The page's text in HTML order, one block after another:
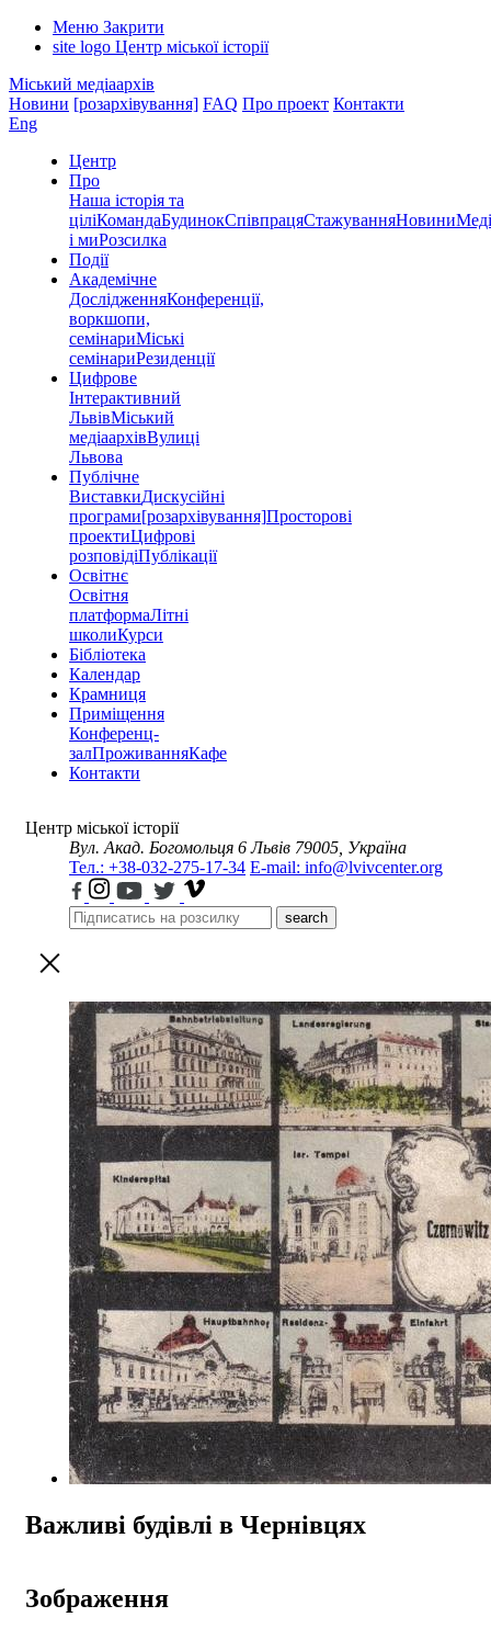
Меню Закрити
site logo Центр міської історії
Міський медіаархів
Новини [розархівування] FAQ Про проект Контакти
Eng
Центр
Про
Наша історія та
ціліКомандаБудинокСпівпрацяСтажуванняНовини
і миРозсилка
Події
Академічне
ДослідженняКонференції,
воркшопи,
семінариМіські
семінариРезиденції
Цифрове
Інтерактивний
ЛьвівМіський
медіаархівВулиці
Львова
Публічне
ВиставкиДискусійні
програми[розархівування]Просторові
проектиЦифрові
розповідіПублікації
Освітнє
Освітня
платформаЛітні
школиКурси
Бібліотека
Календар
Крамниця
Приміщення
Конференц-
залПроживанняКафе
Контакти
Центр міської історії
Вул. Акад. Богомольця 6 Львів 79005, Україна
Тел.: +38-032-275-17-34 E-mail: info@lvivcenter.org
search
Важливі будівлі в Чернівцях
Зображення